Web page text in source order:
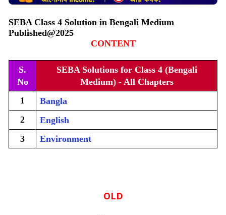
SEBA Class 4 Solution in Bengali Medium
Published@2025
CONTENT
S.
No
SEBA Solutions for Class 4 (Bengali
Medium) - All Chapters
1
Bangla
2
English
3
Environment
OLD